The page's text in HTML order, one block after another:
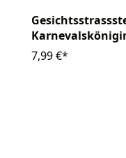
7,99 €*